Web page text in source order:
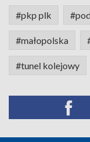
#pkp plk
#małopolska
#tunel kolejowy